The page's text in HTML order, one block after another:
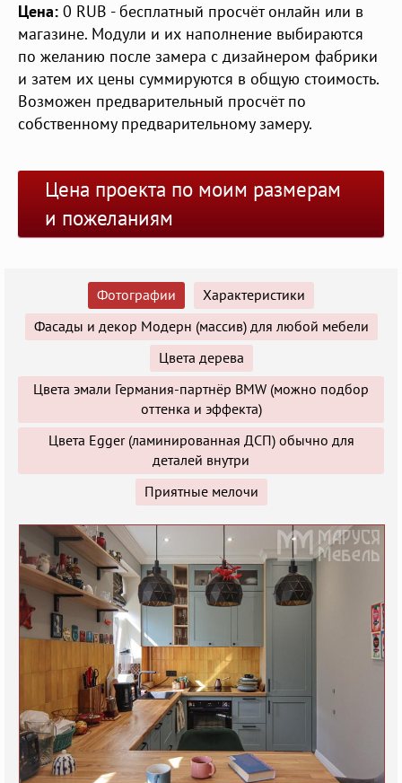
Цена: 0 RUB - бесплатный просчёт онлайн или в
магазине. Модули и их наполнение выбираются
по желанию после замера с дизайнером фабрики
и затем их цены суммируются в общую стоимость.
Возможен предварительный просчёт по
собственному предварительному замеру.
Цена проекта по моим размерам
и пожеланиям
Фотографии
Характеристики
Фасады и декор Модерн (массив) для любой мебели
Цвета дерева
Цвета эмали Германия-партнёр BMW (можно подбор
оттенка и эффекта)
Цвета Egger (ламинированная ДСП) обычно для
деталей внутри
Приятные мелочи